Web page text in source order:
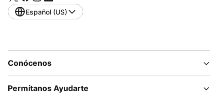
Español (US)
Conócenos
Permítanos Ayudarte